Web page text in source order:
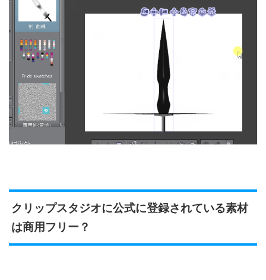
クリップスタジオに公式に登録されている素材
は商用フリー？